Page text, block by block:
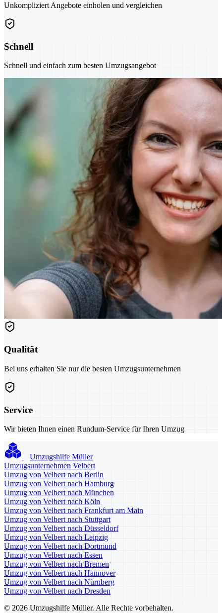
Unkompliziert Angebote einholen und vergleichen
Schnell
Schnell und einfach zum besten Umzugsangebot
Qualität
Bei uns erhalten Sie nur die besten Umzugsunternehmen
Service
Wir bieten Ihnen einen Rundum-Service für Ihren Umzug
Umzugshilfe Müller
Umzugsunternehmen Velbert
Umzug von Velbert nach Berlin
Umzug von Velbert nach Hamburg
Umzug von Velbert nach München
Umzug von Velbert nach Köln
Umzug von Velbert nach Frankfurt am Main
Umzug von Velbert nach Stuttgart
Umzug von Velbert nach Düsseldorf
Umzug von Velbert nach Leipzig
Umzug von Velbert nach Dortmund
Umzug von Velbert nach Essen
Umzug von Velbert nach Bremen
Umzug von Velbert nach Hannover
Umzug von Velbert nach Nürnberg
Umzug von Velbert nach Dresden
© 2026 Umzugshilfe Müller. Alle Rechte vorbehalten.